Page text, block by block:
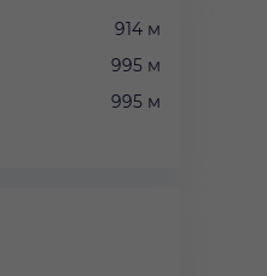
914 м
995 м
995 м